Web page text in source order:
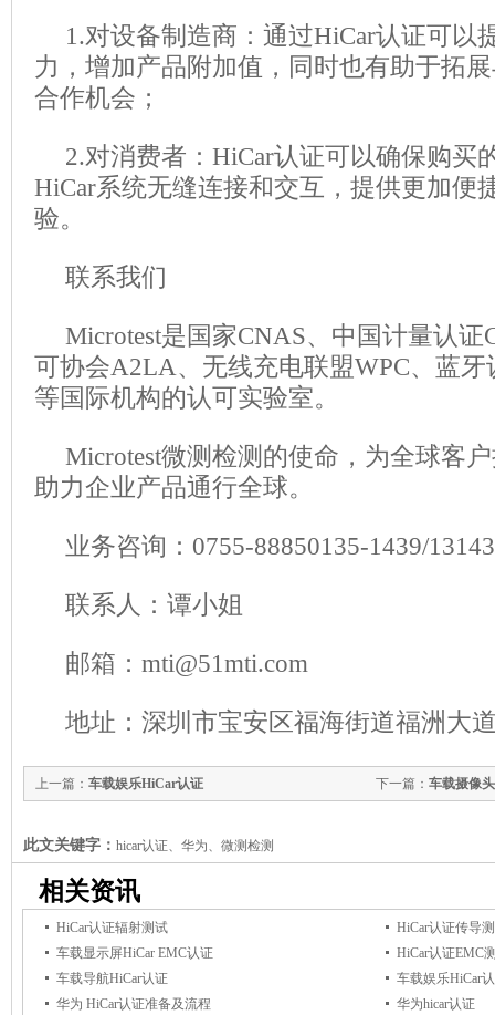
1.对设备制造商：通过HiCar认证可以
力，增加产品附加值，同时也有助于拓
合作机会；
2.对消费者：HiCar认证可以确保购买
HiCar系统无缝连接和交互，提供更加便
验。
联系我们
Microtest是国家CNAS、中国计量认
可协会A2LA、无线充电联盟WPC、蓝牙
等国际机构的认可实验室。
Microtest微测检测的使命，为全球客
助力企业产品通行全球。
业务咨询：0755-88850135-1439/
联系人：谭小姐
邮箱：mti@51mti.com
地址：深圳市宝安区福海街道福洲大
下一篇： 车载摄像
上一篇： 车载娱乐HiCar认证
此文关键字： hicar认证、华为、微测检测
相关资讯
HiCar认证辐射测试
HiCar认证传导
车载显示屏HiCar EMC认证
HiCar认证EMC
车载导航HiCar认证
车载娱乐HiCar
华为 HiCar认证准备及流程
华为hicar认证